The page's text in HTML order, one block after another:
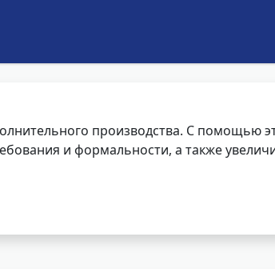
производства. С помощью
и формальности, а также